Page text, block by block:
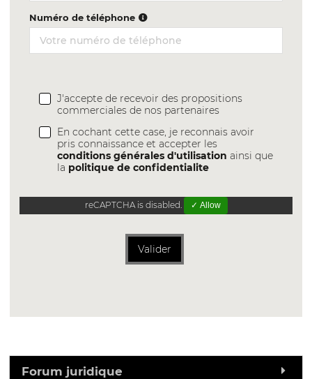
Numéro de téléphone
J'accepte de recevoir des propositions
commerciales de nos partenaires
En cochant cette case, je reconnais avoir
pris connaissance et accepter les
conditions générales d'utilisation ainsi que
la politique de confidentialite
reCAPTCHA is disabled. ✓ Allow
Valider
Forum juridique